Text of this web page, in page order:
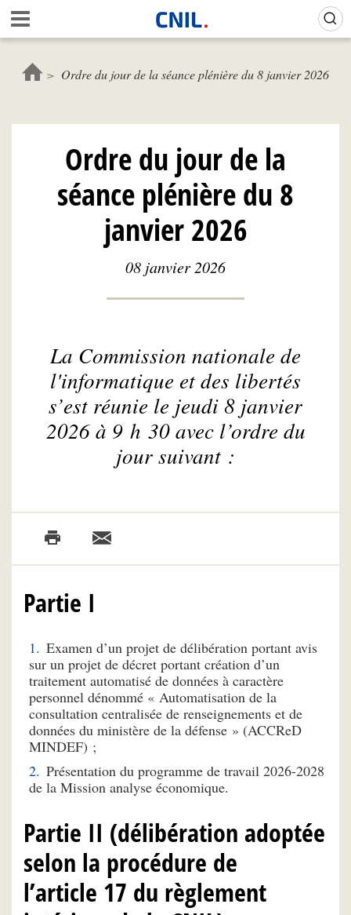
Aller
au
contenu
principal
c
l
C
N
I
L
Ordre du jour de la séance plénière du 8 janvier 2026
Ordre du jour de la
séance plénière du 8
janvier 2026
08 janvier 2026
La Commission nationale de
l'informatique et des libertés
s’est réunie le jeudi 8 janvier
2026 à 9 h 30 avec l’ordre du
jour suivant :
Partie I
Examen d’un projet de délibération portant avis
sur un projet de décret portant création d’un
traitement automatisé de données à caractère
personnel dénommé « Automatisation de la
consultation centralisée de renseignements et de
données du ministère de la défense » (ACCReD
MINDEF) ;
Présentation du programme de travail 2026-2028
de la Mission analyse économique.
Partie II (délibération adoptée
selon la procédure de
l’article 17 du règlement
Gestion de vos préférences sur les cookies (témoins de connexion)